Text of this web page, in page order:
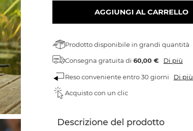
AGGIUNGI AL CARRELLO
Prodotto disponibile in grandi quantità
Consegna gratuita di60,00 € Di più
Reso conveniente entro 30 giorni Di più
Acquisto con un clic
Descrizione del prodotto